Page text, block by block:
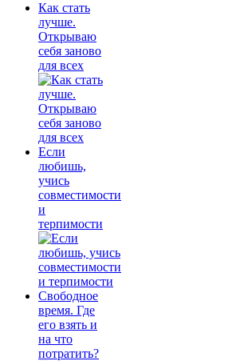
Как стать
лучше.
Открываю
себя заново
для всех
Если
любишь,
учись
совместимости
и
терпимости
Свободное
время. Где
его взять и
на что
потратить?